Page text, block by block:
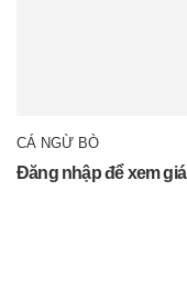
CÁ NGỪ BÒ
Đăng nhập để xem giá